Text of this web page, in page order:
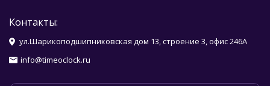
Контакты:
ул.Шарикоподшипниковская дом 13, строение 3, офис 246А
info@timeoclock.ru